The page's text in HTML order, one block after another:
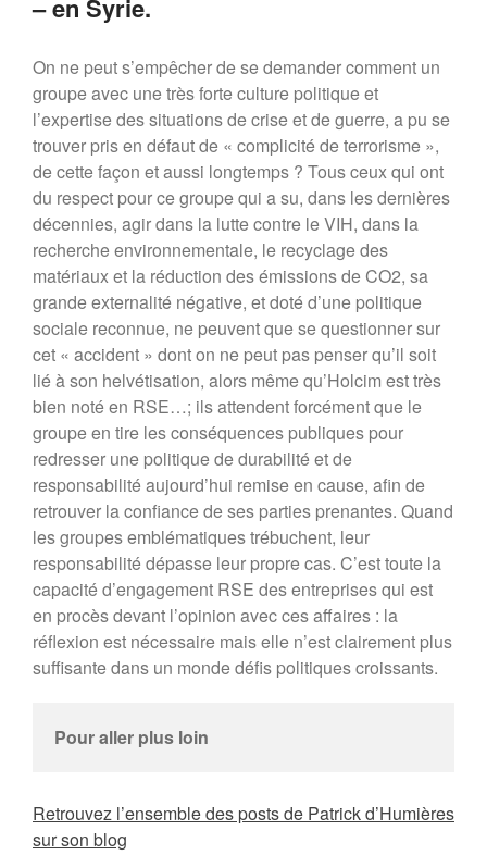
– en Syrie.
On ne peut s’empêcher de se demander comment un
groupe avec une très forte culture politique et
l’expertise des situations de crise et de guerre, a pu se
trouver pris en défaut de « complicité de terrorisme »,
de cette façon et aussi longtemps ? Tous ceux qui ont
du respect pour ce groupe qui a su, dans les dernières
décennies, agir dans la lutte contre le VIH, dans la
recherche environnementale, le recyclage des
matériaux et la réduction des émissions de CO2, sa
grande externalité négative, et doté d’une politique
sociale reconnue, ne peuvent que se questionner sur
cet « accident » dont on ne peut pas penser qu’il soit
lié à son helvétisation, alors même qu’Holcim est très
bien noté en RSE…; ils attendent forcément que le
groupe en tire les conséquences publiques pour
redresser une politique de durabilité et de
responsabilité aujourd’hui remise en cause, afin de
retrouver la confiance de ses parties prenantes. Quand
les groupes emblématiques trébuchent, leur
responsabilité dépasse leur propre cas. C’est toute la
capacité d’engagement RSE des entreprises qui est
en procès devant l’opinion avec ces affaires : la
réflexion est nécessaire mais elle n’est clairement plus
suffisante dans un monde défis politiques croissants.
Pour aller plus loin
Retrouvez l’ensemble des posts de Patrick d’Humières
sur son blog